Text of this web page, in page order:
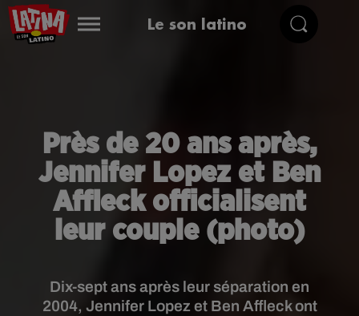
Le son latino
Près de 20 ans après,
Jennifer Lopez et Ben
Affleck officialisent
leur couple (photo)
Dix-sept ans après leur séparation en
2004, Jennifer Lopez et Ben Affleck ont